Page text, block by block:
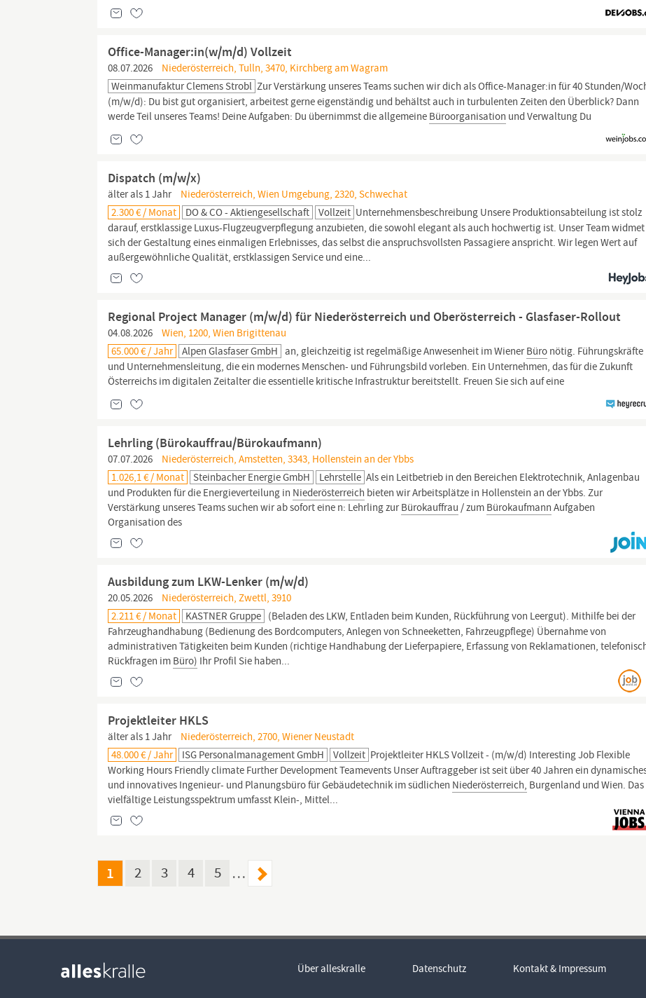
Office-Manager:in(w/m/d) Vollzeit
08.07.2026
Niederösterreich, Tulln, 3470, Kirchberg am Wagram
Weinmanufaktur Clemens Strobl Zur Verstärkung unseres Teams suchen wir dich als Office-Manager:in für 40 Stunden/
(m/w/d): Du bist gut organisiert, arbeitest gerne eigenständig und behältst auch in turbulenten Zeiten den Überblick? Dann
werde Teil unseres Teams! Deine Aufgaben: Du übernimmst die allgemeine Büroorganisation und Verwaltung Du
Dispatch (m/w/x)
älter als 1 Jahr
Niederösterreich, Wien Umgebung, 2320, Schwechat
2.300 € / Monat
DO & CO - Aktiengesellschaft Vollzeit Unternehmensbeschreibung Unsere Produktionsabteilung ist stolz
darauf, erstklassige Luxus-Flugzeugverpflegung anzubieten, die sowohl elegant als auch hochwertig ist. Unser Team widmet
sich der Gestaltung eines einmaligen Erlebnisses, das selbst die anspruchsvollsten Passagiere anspricht. Wir legen Wert auf
außergewöhnliche Qualität, erstklassigen Service und eine...
Regional Project Manager (m/w/d) für Niederösterreich und Oberösterreich - Glasfaser-Rollout
04.08.2026
Wien, 1200, Wien Brigittenau
65.000 € / Jahr
Alpen Glasfaser GmbH an, gleichzeitig ist regelmäßige Anwesenheit im WienerBüro nötig. Führungskräfte
und Unternehmensleitung, die ein modernes Menschen- und Führungsbild vorleben. Ein Unternehmen, das für die Zukunft
Österreichs im digitalen Zeitalter die essentielle kritische Infrastruktur bereitstellt. Freuen Sie sich auf eine
Lehrling (Bürokauffrau/Bürokaufmann)
07.07.2026
Niederösterreich, Amstetten, 3343, Hollenstein an der Ybbs
1.026,1 € / Monat
Steinbacher Energie GmbH Lehrstelle Als ein Leitbetrieb in den Bereichen Elektrotechnik, Anlagenbau
und Produkten für die Energieverteilung in Niederösterreich bieten wir Arbeitsplätze in Hollenstein an der Ybbs. Zur
Verstärkung unseres Teams suchen wir ab sofort eine n: Lehrling zurBürokauffrau / zum Bürokaufmann Aufgaben
Organisation des
Ausbildung zum LKW-Lenker (m/w/d)
20.05.2026
Niederösterreich, Zwettl, 3910
2.211 € / Monat
KASTNER Gruppe (Beladen des LKW, Entladen beim Kunden, Rückführung von Leergut). Mithilfe bei der
Fahrzeughandhabung (Bedienung des Bordcomputers, Anlegen von Schneeketten, Fahrzeugpflege) Übernahme von
administrativen Tätigkeiten beim Kunden (richtige Handhabung der Lieferpapiere, Erfassung von Reklamationen,
Rückfragen im Büro) Ihr Profil Sie haben...
Projektleiter HKLS
älter als 1 Jahr
Niederösterreich, 2700, Wiener Neustadt
48.000 € / Jahr
ISG Personalmanagement GmbH Vollzeit Projektleiter HKLS Vollzeit - (m/w/d) Interesting Job Flexible
Working Hours Friendly climate Further Development Teamevents Unser Auftraggeber ist seit über 40 Jahren ein
und innovatives Ingenieur- und Planungsbüro für Gebäudetechnik im südlichen Niederösterreich, Burgenland und Wien. Das
vielfältige Leistungsspektrum umfasst Klein-, Mittel...
1 2 3 4 5 …
Über alleskralle Datenschutz Kontakt & Impressum